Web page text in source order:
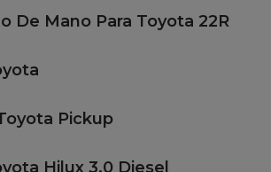
De Mano Para Toyota 22R
Pickup
Hilux 3.0 Diesel